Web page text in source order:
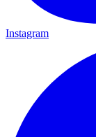
Instagram